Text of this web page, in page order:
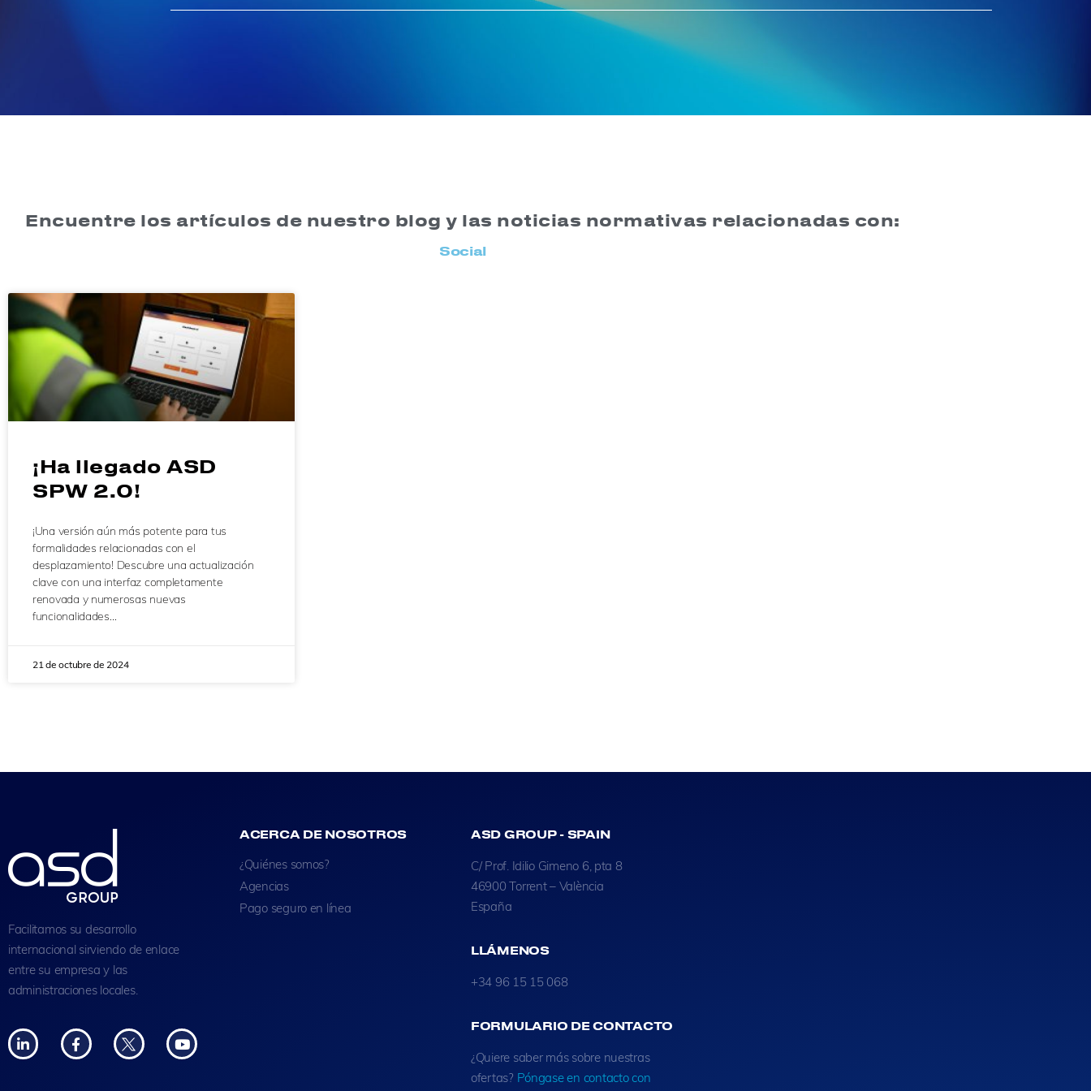
Encuentre los artículos de nuestro blog y las noticias normativas relacionadas con:
Social
¡Ha llegado ASD
SPW 2.0!
¡Una versión aún más potente para tus
formalidades relacionadas con el
desplazamiento! Descubre una actualización
clave con una interfaz completamente
renovada y numerosas nuevas
funcionalidades…
21 de octubre de 2024
Facilitamos su desarrollo
internacional sirviendo de enlace
entre su empresa y las
administraciones locales.
ACERCA DE NOSOTROS
¿Quiénes somos?
Agencias
Pago seguro en línea
ASD GROUP - SPAIN
C/ Prof. Idilio Gimeno 6, pta 8
46900 Torrent – València
España
LLÁMENOS
+34 96 15 15 068
FORMULARIO DE CONTACTO
¿Quiere saber más sobre nuestras
ofertas? Póngase en contacto con